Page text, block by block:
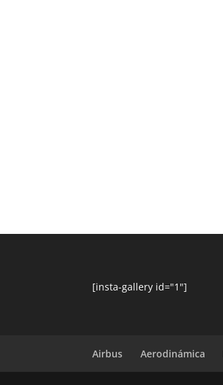
[insta-gallery id="1"]
Airbus Aerodinámica